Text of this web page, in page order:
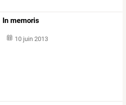
In memoris
10 juin 2013